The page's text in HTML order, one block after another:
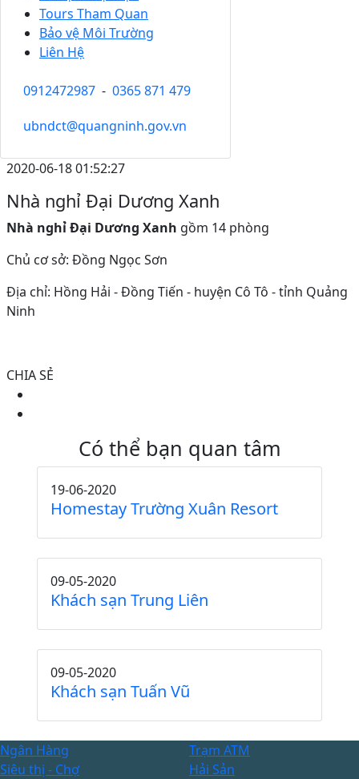
Tours Tham Quan
Bảo vệ Môi Trường
Liên Hệ
0912472987 - 0365 871 479
ubndct@quangninh.gov.vn
2020-06-18 01:52:27
Nhà nghỉ Đại Dương Xanh
Nhà nghỉ Đại Dương Xanh gồm 14 phòng
Chủ cơ sở: Đồng Ngọc Sơn
Địa chỉ: Hồng Hải - Đồng Tiến - huyện Cô Tô - tỉnh Quảng
Ninh
CHIA SẺ
Có thể bạn quan tâm
19-06-2020
Homestay Trường Xuân Resort
09-05-2020
Khách sạn Trung Liên
09-05-2020
Khách sạn Tuấn Vũ
Ngân Hàng
Trạm ATM
Siêu thị - Chợ
Hải Sản